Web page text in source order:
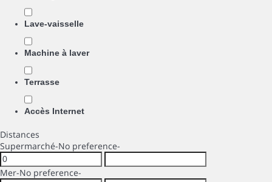
Lave-vaisselle
Machine à laver
Terrasse
Accès Internet
Distances
Supermarché-No preference-
Mer-No preference-